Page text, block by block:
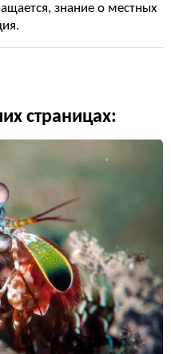
знание о местных
страницах: